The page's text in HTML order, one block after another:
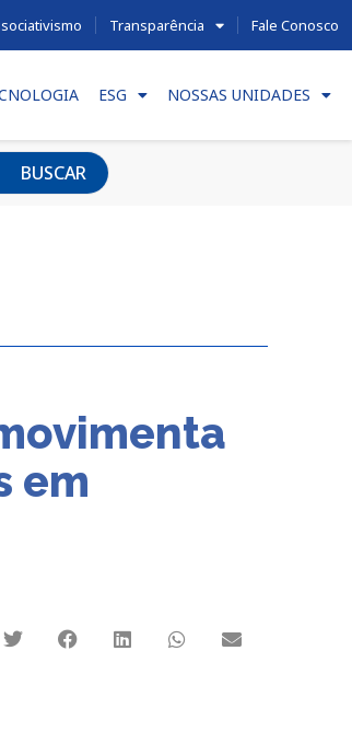
Transparência Fale Conosco
ESG NOSSAS UNIDADES
BUSCAR
em